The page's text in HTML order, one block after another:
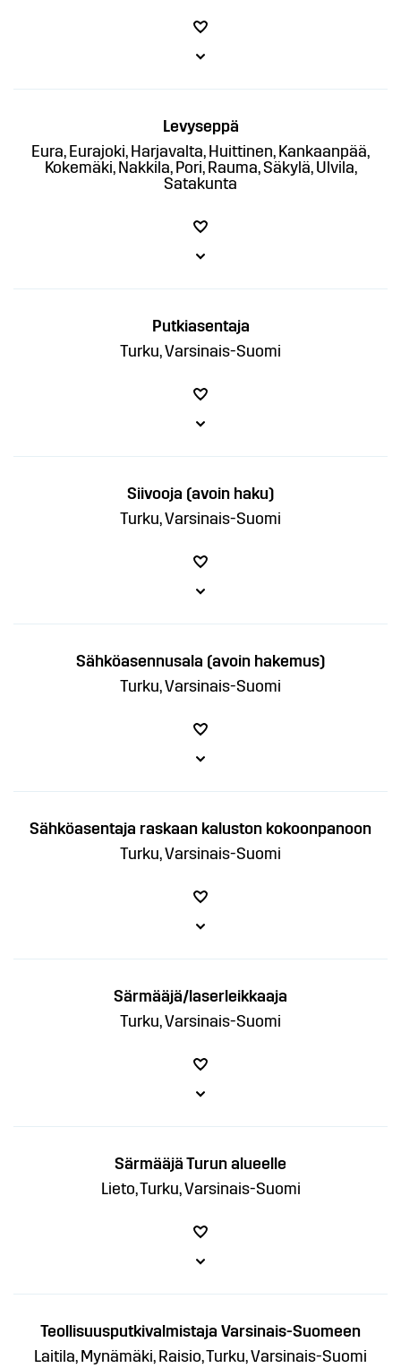
Levyseppä
Eura, Eurajoki, Harjavalta, Huittinen, Kankaanpää,
Kokemäki, Nakkila, Pori, Rauma, Säkylä, Ulvila,
Satakunta
Putkiasentaja
Turku, Varsinais-Suomi
Siivooja (avoin haku)
Turku, Varsinais-Suomi
Sähköasennusala (avoin hakemus)
Turku, Varsinais-Suomi
Sähköasentaja raskaan kaluston kokoonpanoon
Turku, Varsinais-Suomi
Särmääjä/laserleikkaaja
Turku, Varsinais-Suomi
Särmääjä Turun alueelle
Lieto, Turku, Varsinais-Suomi
Teollisuusputkivalmistaja Varsinais-Suomeen
Laitila, Mynämäki, Raisio, Turku, Varsinais-Suomi